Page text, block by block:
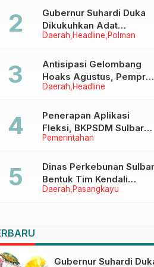
Menggapai Cita-Cita
Daerah Headline Polman
Gubernur Suhardi Duka
Dikukuhkan Adat
Balanipa, Raih Gelar Sulo
Daerah Headline
Antisipasi Gelombang
Hoaks Agustus, Pemprov
Sulbar Ajak Warga Jaga
Pemerintahan
Penerapan Aplikasi
Fleksi, BKPSDM Sulbar
Dorong Transformasi
ASN
Daerah Pasangkayu
Dinas Perkebunan Sulbar
Bentuk Tim Kendali
Internal ICS untuk Dukung
Gubernur Suhardi